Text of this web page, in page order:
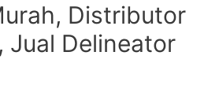
Distributor
Jual Delineator